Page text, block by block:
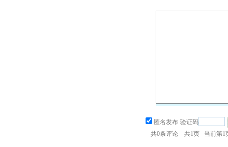
匿名发布 验证码
共0条评论 共1页 当前第1